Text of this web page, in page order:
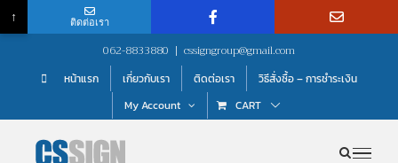
content
062-8833880 | cssigngroup@gmail.com
หน้าแรก เกี่ยวกับเรา ติดต่อเรา
วิธีสั่งซื้อ – การชำระเงิน
My Account
CART
↑ ติดต่อเรา